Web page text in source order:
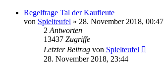
Regelfrage Tal der Kaufleute
von Spielteufel » 28. November 2018, 00:47
2 Antworten
13437 Zugriffe
Letzter Beitrag von Spielteufel
28. November 2018, 23:44